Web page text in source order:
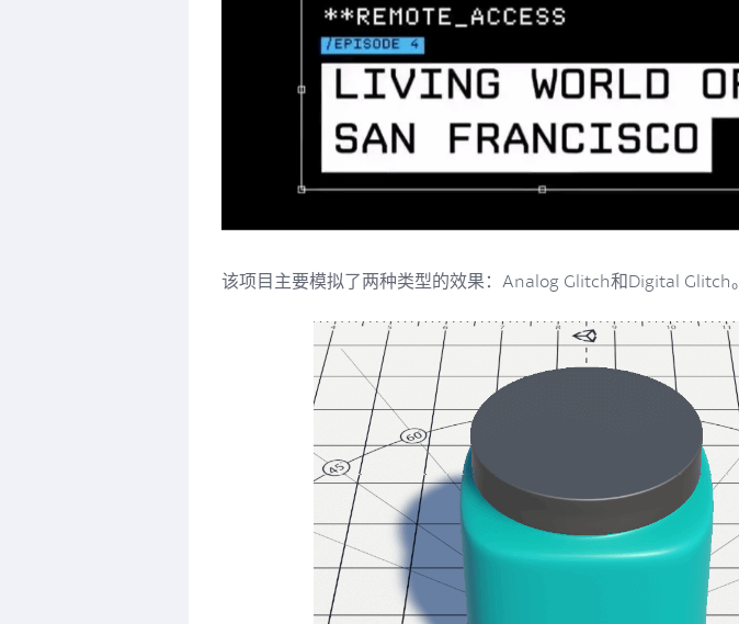
该项目主要模拟了两种类型的效果：Analog Glitch和Digital Glitch。